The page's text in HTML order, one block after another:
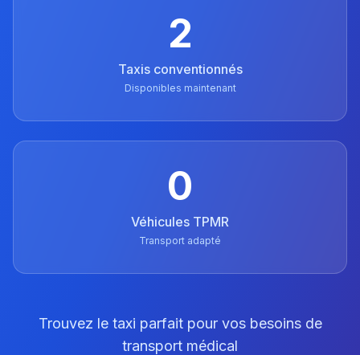
2
Taxis conventionnés
Disponibles maintenant
0
Véhicules TPMR
Transport adapté
Trouvez le taxi parfait pour vos besoins de
transport médical